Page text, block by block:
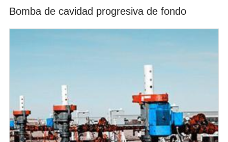
Bomba de cavidad progresiva de fondo